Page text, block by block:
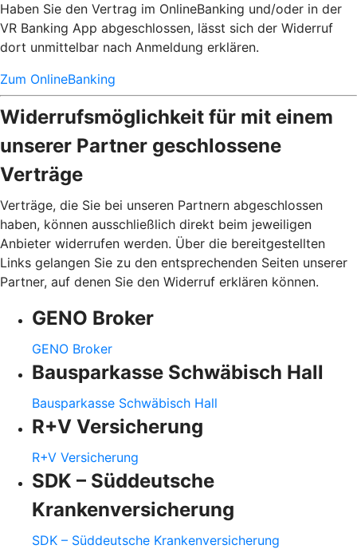
Haben Sie den Vertrag im OnlineBanking und/oder in der
VR Banking App abgeschlossen, lässt sich der Widerruf
dort unmittelbar nach Anmeldung erklären.
Zum OnlineBanking
Widerrufsmöglichkeit für mit einem
unserer Partner geschlossene
Verträge
Verträge, die Sie bei unseren Partnern abgeschlossen
haben, können ausschließlich direkt beim jeweiligen
Anbieter widerrufen werden. Über die bereitgestellten
Links gelangen Sie zu den entsprechenden Seiten unserer
Partner, auf denen Sie den Widerruf erklären können.
GENO Broker
GENO Broker
Bausparkasse Schwäbisch Hall
Bausparkasse Schwäbisch Hall
R+V Versicherung
R+V Versicherung
SDK – Süddeutsche
Krankenversicherung
SDK – Süddeutsche Krankenversicherung